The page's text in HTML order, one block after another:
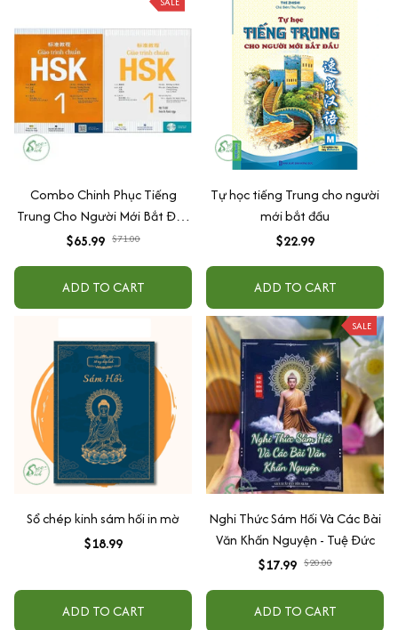
Combo Chinh Phục Tiếng
Trung Cho Người Mới Bắt Đầu
- Combo Sách Giáo Trình
Bài Tập (Bộ 2 Cuốn) + Tự học
$65.99 $71.00
ADD TO CART
Tự học tiếng Trung cho người
mới bắt đầu
$22.99
ADD TO CART
Sổ chép kinh sám hối in mờ
$18.99
ADD TO CART
SALE
Nghi Thức Sám Hối Và Các Bài
Văn Khấn Nguyện - Tuệ Đức
$17.99 $20.00
ADD TO CART